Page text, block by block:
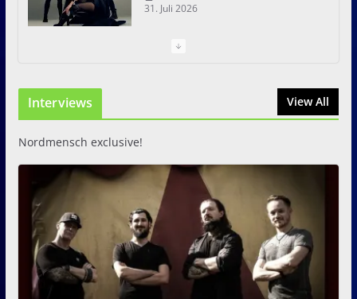
31. Juli 2026
I Prevail – Violent Nature
Interviews View All
Nordmensch exclusive!